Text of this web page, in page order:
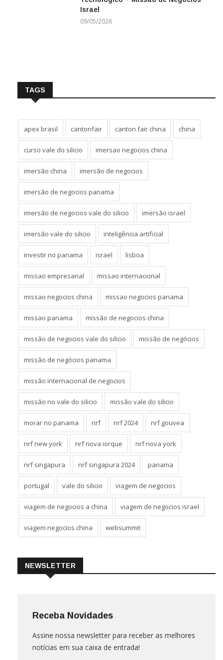
Israel
09/05/2026
TAGS
apex brasil cantonfair canton fair china china
curso vale do silicio imersao negocios china
imersão china imersão de negocios
imersão de negocios panama
imersão de negocios vale do silicio imersão israel
imersão vale do silicio inteligência artificial
investir no panama israel lisboa
missao empresarial missao internacional
missao negocios china missao negocios panama
missao panama missão de negocios china
missão de negocios vale do silicio missão de negócios
missão de negócios panama
missão internacional de negocios
missão no vale do silicio missão vale do silicio
morar no panama nrf nrf 2024 nrf gouvea
nrf new york nrf nova iorque nrf nova york
nrf singapura nrf singapura 2024 panama
portugal vale do silicio viagem de negocios
viagem de negocios a china viagem de negocios israel
viagem negocios china websummit
NEWSLETTER
Receba Novidades
Assine nossa newsletter para receber as melhores
notícias em sua caixa de entrada!